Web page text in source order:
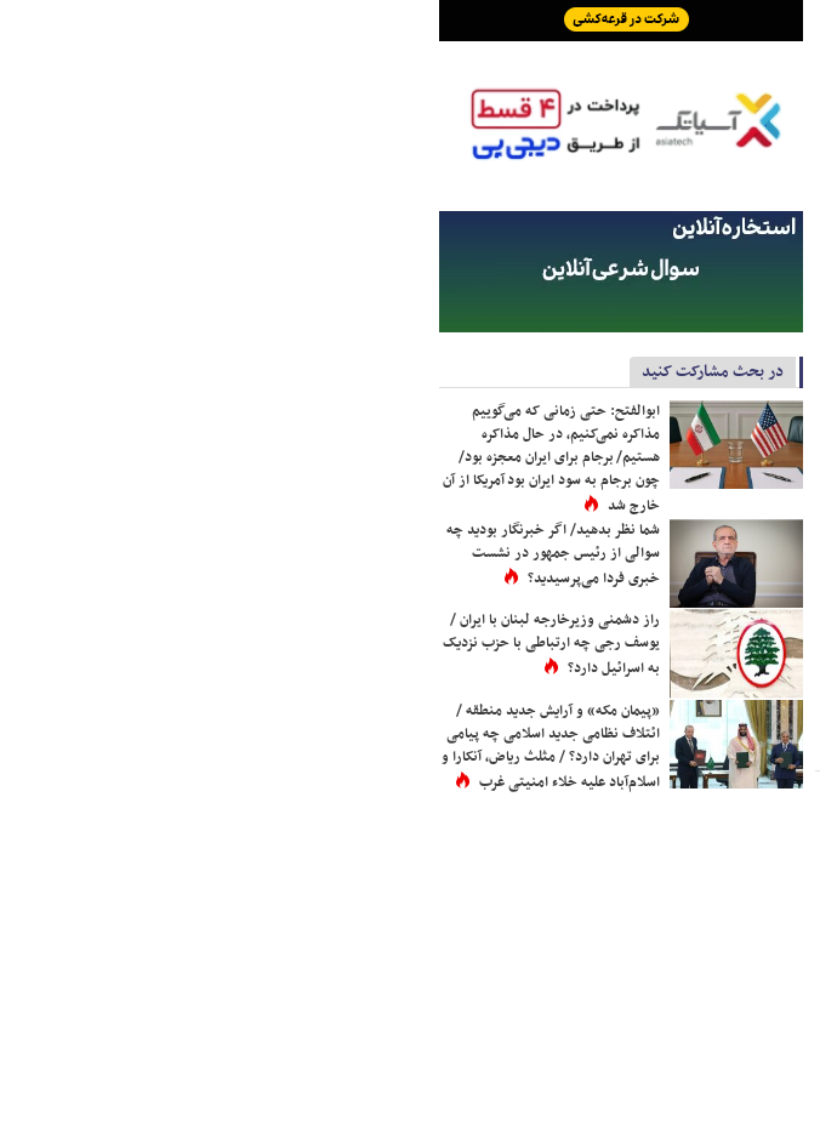
در بحث مشارکت کنید
ابوالفتح: حتی زمانی که می‌گوییم
مذاکره نمی‌کنیم، در حال مذاکره
هستیم/ برجام برای ایران معجزه بود/
چون برجام به سود ایران بود آمریکا از آن
خارج شد
شما نظر بدهید/ اگر خبرنگار بودید چه
سوالی از رئیس جمهور در نشست
خبری فردا می‌پرسیدید؟
راز دشمنی وزیرخارجه لبنان با ایران /
یوسف رجی چه ارتباطی با حزب نزدیک
به اسرائیل دارد؟
«پیمان مکه» و آرایش جدید منطقه /
ائتلاف نظامی جدید اسلامی چه پیامی
برای تهران دارد؟ / مثلث ریاض، آنکارا و
اسلام‌آباد علیه خلاء امنیتی غرب